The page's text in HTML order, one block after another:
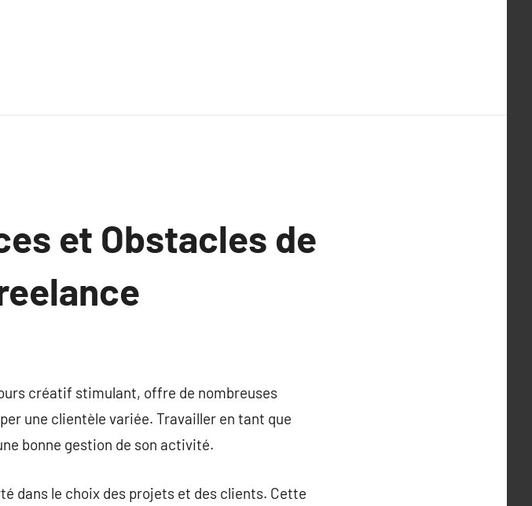
et Obstacles de
créatif stimulant, offre de nombreuses
une clientèle variée. Travailler en tant que
bonne gestion de son activité.
dans le choix des projets et des clients. Cette